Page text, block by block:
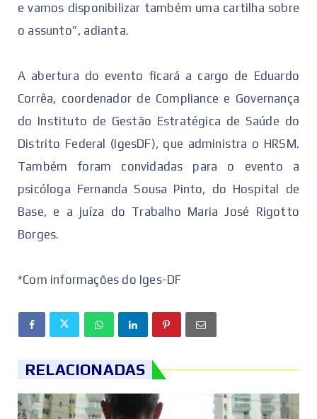
e vamos disponibilizar também uma cartilha sobre
o assunto”, adianta.
A abertura do evento ficará a cargo de Eduardo
Corrêa, coordenador de Compliance e Governança
do Instituto de Gestão Estratégica de Saúde do
Distrito Federal (IgesDF), que administra o HRSM.
Também foram convidadas para o evento a
psicóloga Fernanda Sousa Pinto, do Hospital de
Base, e a juíza do Trabalho Maria José Rigotto
Borges.
*Com informações do Iges-DF
RELACIONADAS